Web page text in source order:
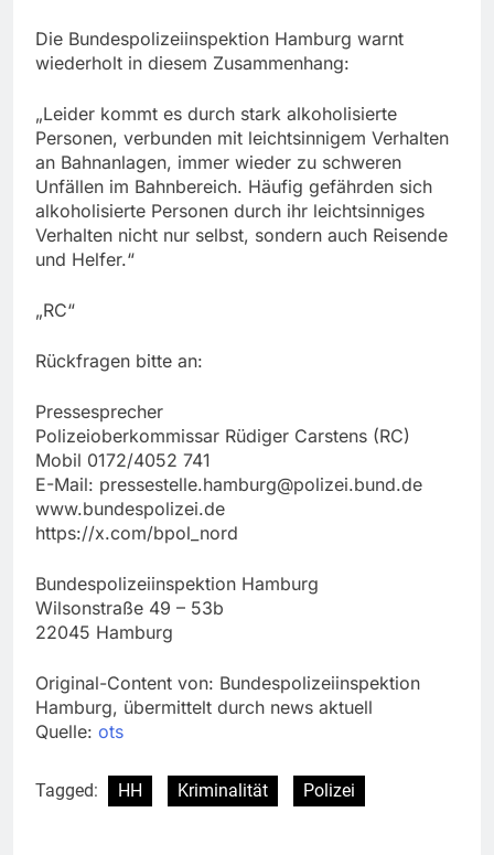
Die Bundespolizeiinspektion Hamburg warnt
wiederholt in diesem Zusammenhang:
„Leider kommt es durch stark alkoholisierte
Personen, verbunden mit leichtsinnigem Verhalten
an Bahnanlagen, immer wieder zu schweren
Unfällen im Bahnbereich. Häufig gefährden sich
alkoholisierte Personen durch ihr leichtsinniges
Verhalten nicht nur selbst, sondern auch Reisende
und Helfer.“
„RC“
Rückfragen bitte an:
Pressesprecher
Polizeioberkommissar Rüdiger Carstens (RC)
Mobil 0172/4052 741
E-Mail: pressestelle.hamburg@polizei.bund.de
www.bundespolizei.de
https://x.com/bpol_nord
Bundespolizeiinspektion Hamburg
Wilsonstraße 49 – 53b
22045 Hamburg
Original-Content von: Bundespolizeiinspektion
Hamburg, übermittelt durch news aktuell
Quelle: ots
Tagged: HH Kriminalität Polizei